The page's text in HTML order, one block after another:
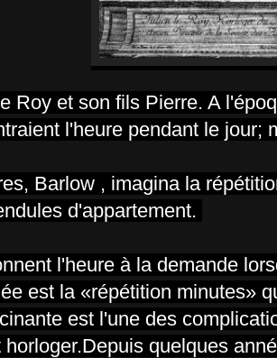
Roy et son fils Pierre. A
l'heure pendant le jour;
Barlow , imagina la
d'appartement.
l'heure à la demande
est la «répétition minutes»
est l'une des
Depuis quelques